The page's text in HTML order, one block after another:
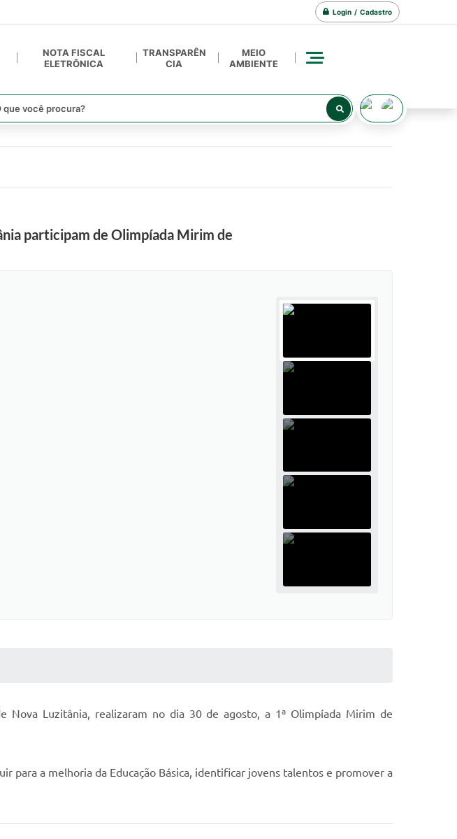
Login / Cadastro
NOTA FISCAL
ELETRÔNICA
TRANSPARÊN
CIA
MEIO
AMBIENTE
participam de Olimpíada Mirim de
Nova Luzitânia, realizaram no dia 30 de agosto, a 1ª Olimpíada Mirim de
a melhoria da Educação Básica, identificar jovens talentos e promover a